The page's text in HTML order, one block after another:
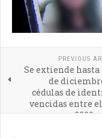
PREVIOUS
Se extiende hasta
de
cédulas de
vencidas entre
2020 y